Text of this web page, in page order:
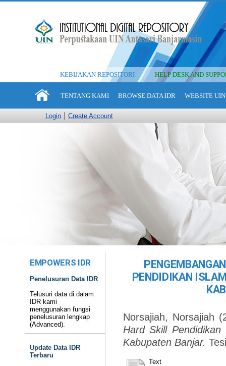
KEBIJAKAN REPOSITORI HELP DESK AND
TENTANG KAMI BROWSE DATA IDR WEBSITE
Login Create Account
EMPOWERS IDR
Penelusuran Data IDR
Telusuri data di dalam
IDR kami
menggunakan fungsi
penelusuran lengkap
(Advanced).
Update Data IDR
Terbaru
PENDIDIKAN
Norsajiah, Norsajiah
Hard Skill
Kabupaten Banjar.
Text